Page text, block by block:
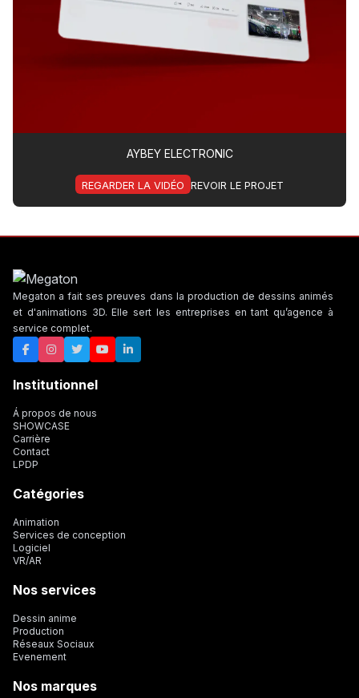
AYBEY ELECTRONIC
REGARDER LA VIDÉO REVOIR LE PROJET
Megaton a fait ses preuves dans la production de dessins animés
et d'animations 3D. Elle sert les entreprises en tant qu’agence à
service complet.
Institutionnel
Á propos de nous
SHOWCASE
Carrière
Contact
LPDP
Catégories
Animation
Services de conception
Logiciel
VR/AR
Nos services
Dessin anime
Production
Réseaux Sociaux
Evenement
Nos marques